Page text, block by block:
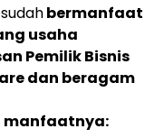
bermanfaat
usaha
Pemilik Bisnis
dan beragam
manfaatnya: